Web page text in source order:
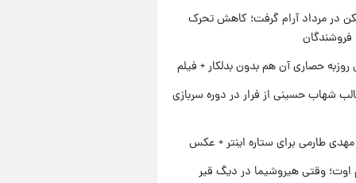
در مرداد آرام گرفت؛ کاهش تحرک
فروشندگان
روزبه حصاری آن هم بدون بدلکار + فیلم
شهاب حسینی از فرار در دوره سربازی
طارمی برای ستاره اینتر + عکس
وقتی هیروشیما در دیگ قیر